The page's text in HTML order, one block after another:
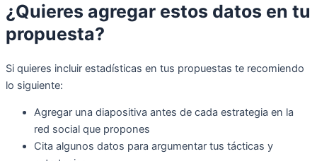
¿Quieres agregar estos datos en tu
propuesta?
Si quieres incluir estadísticas en tus propuestas te recomiendo
lo siguiente:
Agregar una diapositiva antes de cada estrategia en la
red social que propones
Cita algunos datos para argumentar tus tácticas y